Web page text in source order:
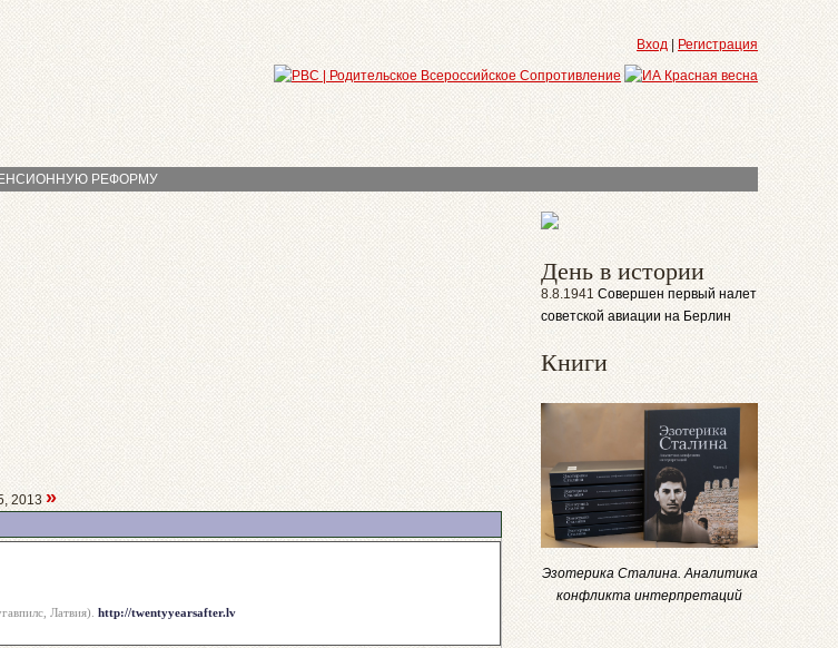
Вход Регистрация
РЕФОРМУ
2013 »
Латвия). http://twentyyearsafter.lv
День в истории
8.8.1941 Совершен первый налет
советской авиации на Берлин
Книги
Эзотерика Сталина. Аналитика
конфликта интерпретаций